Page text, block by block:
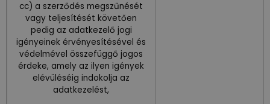
cc) a szerződés megszűnését
vagy teljesítését követően
pedig az adatkezelő jogi
igényeinek érvényesítésével és
védelmével összefüggő jogos
érdeke, amely az ilyen igények
elévüléséig indokolja az
adatkezelést,